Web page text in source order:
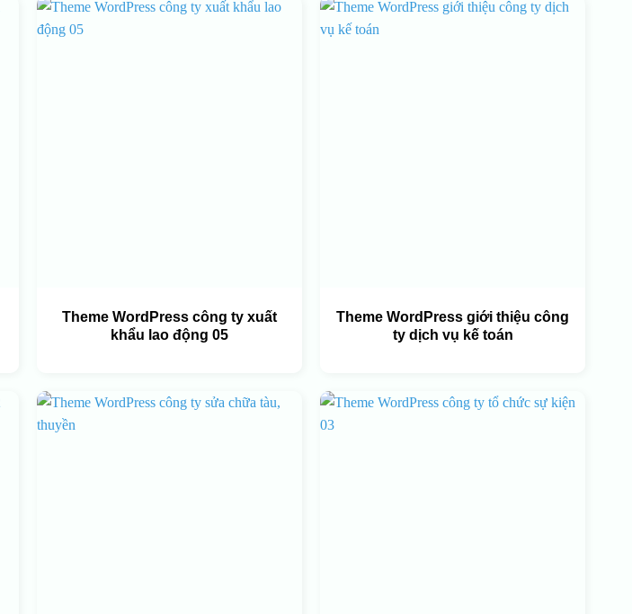
Theme WordPress công ty xuất
khẩu lao động 05
Theme WordPress giới thiệu công
ty dịch vụ kế toán